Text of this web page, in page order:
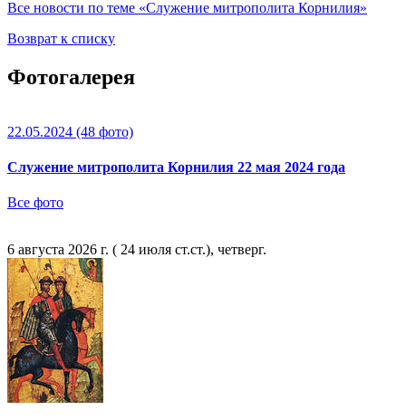
Все новости по теме «Служение митрополита Корнилия»
Возврат к списку
Фотогалерея
22.05.2024 (48 фото)
Служение митрополита Корнилия 22 мая 2024 года
Все фото
6 августа 2026 г. ( 24 июля ст.ст.), четверг.